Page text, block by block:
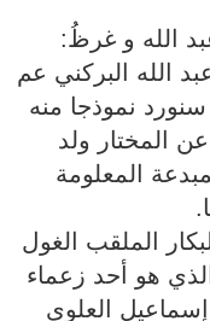
عبد الله و غرظُ:
الله البركني عم
نموذجا منه
المختار ولد
المعلومة
الملقب الغول
هو أحد زعماء
العلوي